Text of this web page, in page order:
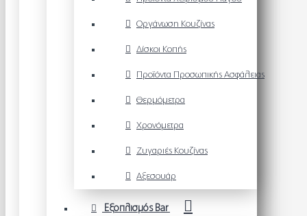
Οργάνωση Κουζίνας
Δίσκοι Κοπής
Προϊόντα Προσωπικής Ασφάλειας
Θερμόμετρα
Χρονόμετρα
Ζυγαριές Κουζίνας
Αξεσουάρ
Εξοπλισμός Bar